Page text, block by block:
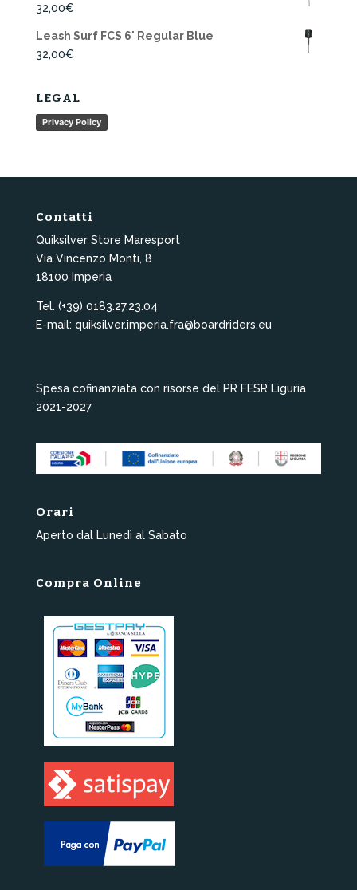
32,00€
Leash Surf FCS 6' Regular Blue
32,00€
LEGAL
Privacy Policy
Contatti
Quiksilver Store Maresport
Via Vincenzo Monti, 8
18100 Imperia
Tel. (+39) 0183.27.23.04
E-mail: quiksilver.imperia.fra@boardriders.eu
Spesa cofinanziata con risorse del PR FESR Liguria
2021-2027
Orari
Aperto dal Lunedì al Sabato
Compra Online